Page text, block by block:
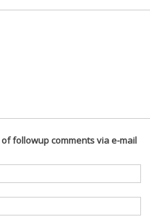
followup comments via e-mail